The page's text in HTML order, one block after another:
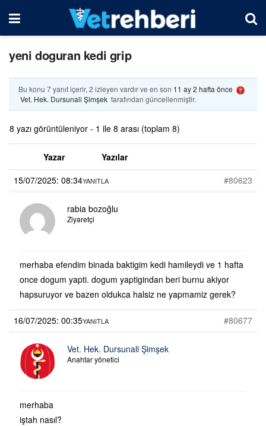
yeni doguran kedi grip
Bu konu 7 yanıt içerir, 2 izleyen vardır ve en son 11 ay 2 hafta önce
Vet. Hek. Dursunali Şimşek tarafından güncellenmiştir.
8 yazı görüntüleniyor - 1 ile 8 arası (toplam 8)
Yazar
Yazılar
15/07/2025: 08:34
#80623
YANITLA
rabia bozoğlu
Ziyaretçi
merhaba efendim binada baktigim kedi hamileydi ve 1 hafta
once dogum yapti. dogum yaptigindan beri burnu akiyor
hapsuruyor ve bazen oldukca halsiz ne yapmamiz gerek?
16/07/2025: 00:35 #80677
YANITLA
Vet. Hek. Dursunali Şimşek
Anahtar yönetici
merhaba
iştah nasıl?